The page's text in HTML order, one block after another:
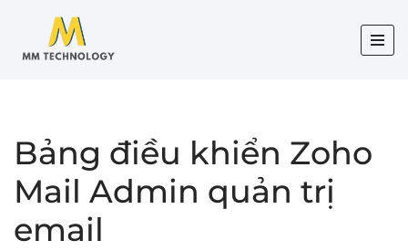
Chuyển
Bảng điều khiển Zoho
Mail Admin quản trị
email